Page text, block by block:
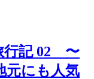
行記 02 〜
元にも人気